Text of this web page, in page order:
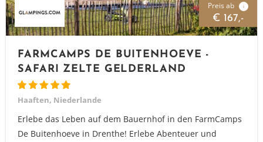
Preis ab i
€ 167,-
FARMCAMPS DE BUITENHOEVE -
SAFARI ZELTE GELDERLAND
Haaften, Niederlande
Erlebe das Leben auf dem Bauernhof in den FarmCamps
De Buitenhoeve in Drenthe! Erlebe Abenteuer und